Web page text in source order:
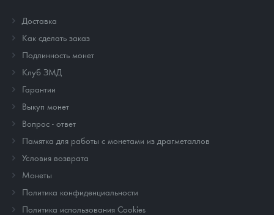
Доставка
Как сделать заказ
Подлинность монет
Клуб ЗМД
Гарантии
Выкуп монет
Вопрос - ответ
Памятка для работы с монетами из драгметаллов
Условия возврата
Монеты
Политика конфиденциальности
Политика использования Cookies